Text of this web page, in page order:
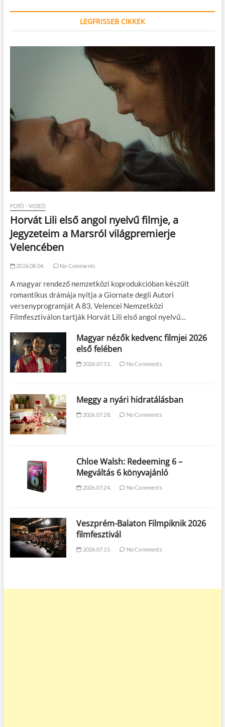
LEGFRISSEB CIKKEK
FOTÓ - VIDEÓ
Horvát Lili első angol nyelvű filmje, a
Jegyzeteim a Marsról világpremierje
Velencében
2026.08.04. No Comments
A magyar rendező nemzetközi koprodukcióban készült
romantikus drámája nyitja a Giornate degli Autori
versenyprogramját A 83. Velencei Nemzetközi
Filmfesztiválon tartják Horvát Lili első angol nyelvű…
Magyar nézők kedvenc filmjei 2026
első felében
2026.07.31. No Comments
Meggy a nyári hidratálásban
2026.07.28. No Comments
Chloe Walsh: Redeeming 6 –
Megváltás 6 könyvajánló
2026.07.24. No Comments
Veszprém-Balaton Filmpiknik 2026
filmfesztivál
2026.07.15. No Comments